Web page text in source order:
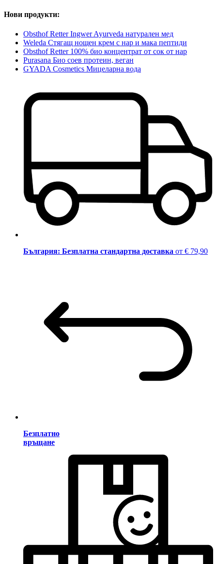
Нови продукти:
Obsthof Retter Ingwer Ayurveda натурален мед
Weleda Стягащ нощен крем с нар и мака пептиди
Obsthof Retter 100% био концентрат от сок от нар
Purasana Био соев протеин, веган
GYADA Cosmetics Мицеларна вода
България: Безплатна стандартна доставка от € 79,90
Безплатно
връщане